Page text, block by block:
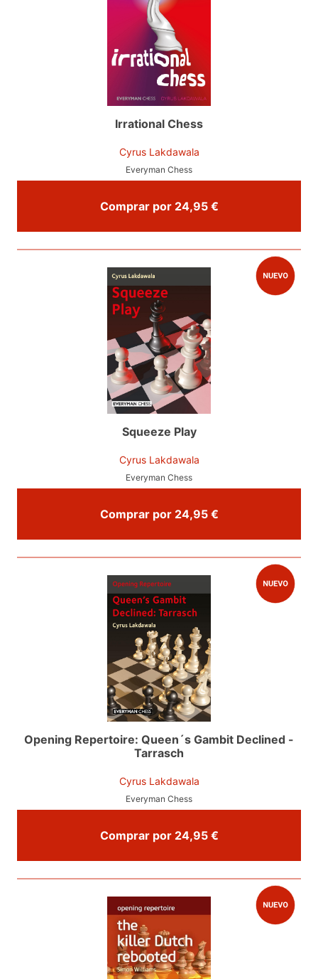
Irrational Chess
Cyrus Lakdawala
Everyman Chess
Comprar por 24,95 €
Squeeze Play
Cyrus Lakdawala
Everyman Chess
Comprar por 24,95 €
Opening Repertoire: Queen´s Gambit Declined -
Tarrasch
Cyrus Lakdawala
Everyman Chess
Comprar por 24,95 €